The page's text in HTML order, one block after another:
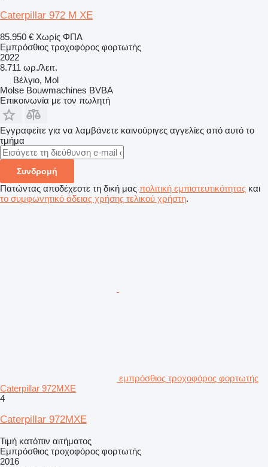
Caterpillar 972 M XE
85.950 € Χωρίς ΦΠΑ
Εμπρόσθιος τροχοφόρος φορτωτής
2022
8.711 ωρ./λειτ.
Βέλγιο, Mol
Molse Bouwmachines BVBA
Επικοινωνία με τον πωλητή
Εγγραφείτε για να λαμβάνετε καινούριγες αγγελίες από αυτό το
τμήμα
Συνδρομή
Πατώντας αποδέχεστε τη δική μας πολιτική εμπιστευτικότητας και
το συμφωνητικό άδειας χρήσης τελικού χρήστη.
εμπρόσθιος τροχοφόρος φορτωτής
Caterpillar 972MXE
4
Caterpillar 972MXE
Τιμή κατόπιν αιτήματος
Εμπρόσθιος τροχοφόρος φορτωτής
2016